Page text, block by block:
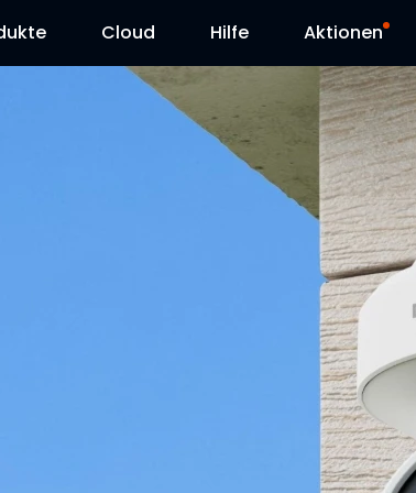
Cloud Hilfe
Supportanfrage
Herunterladen
Aktionen
Sonderangebot
Reolink Day